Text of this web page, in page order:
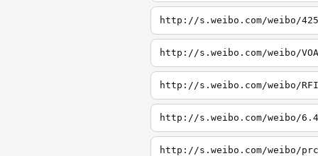
http://s.weibo.com/weibo/425
http://s.weibo.com/weibo/VOA
http://s.weibo.com/weibo/RFI
http://s.weibo.com/weibo/6.4
http://s.weibo.com/weibo/prc